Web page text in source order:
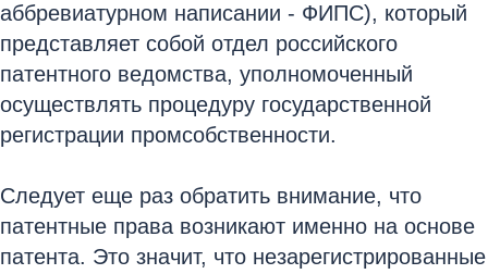
аббревиатурном написании - ФИПС), который
представляет собой отдел российского
патентного ведомства, уполномоченный
осуществлять процедуру государственной
регистрации промсобственности.
Следует еще раз обратить внимание, что
патентные права возникают именно на основе
патента. Это значит, что незарегистрированные